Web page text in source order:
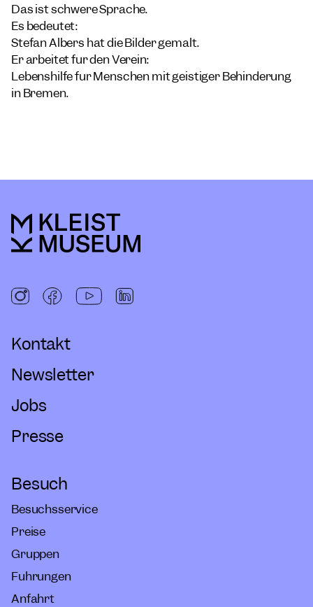
Das ist schwere Sprache.
Es bedeutet:
Stefan Albers hat die Bilder gemalt.
Er arbeitet für den Verein:
Lebenshilfe für Menschen mit geistiger Behinderung
in Bremen.
Kontakt
Newsletter
Jobs
Presse
Besuch
Besuchsservice
Preise
Gruppen
Führungen
Anfahrt